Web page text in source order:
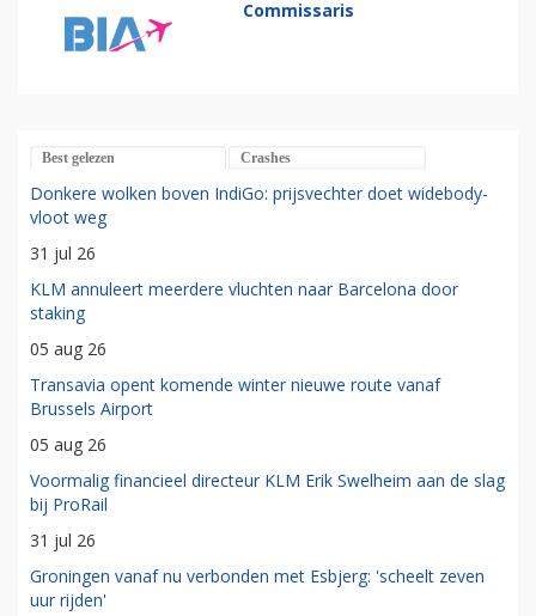
Commissaris
Best gelezen Crashes
Donkere wolken boven IndiGo: prijsvechter doet widebody-
vloot weg
31 jul 26
KLM annuleert meerdere vluchten naar Barcelona door
staking
05 aug 26
Transavia opent komende winter nieuwe route vanaf
Brussels Airport
05 aug 26
Voormalig financieel directeur KLM Erik Swelheim aan de slag
bij ProRail
31 jul 26
Groningen vanaf nu verbonden met Esbjerg: 'scheelt zeven
uur rijden'